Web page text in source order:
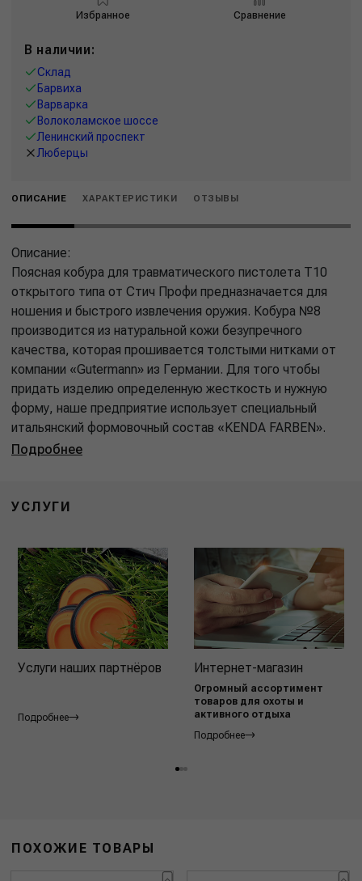
Избранное Сравнение
В наличии:
Склад
Барвиха
Варварка
Волоколамское шоссе
Ленинский проспект
Люберцы
ОПИСАНИЕ ХАРАКТЕРИСТИКИ ОТЗЫВЫ
Описание:
Поясная кобура для травматического пистолета Т10
открытого типа от Стич Профи предназначается для
ношения и быстрого извлечения оружия. Кобура №8
производится из натуральной кожи безупречного
качества, которая прошивается толстыми нитками от
компании «Gutermann» из Германии. Для того чтобы
придать изделию определенную жесткость и нужную
форму, наше предприятие использует специальный
итальянский формовочный состав «KENDA FARBEN».
Подробнее
УСЛУГИ
Услуги наших партнёров
Подробнее
Интернет-магазин
Огромный ассортимент
товаров для охоты и
активного отдыха
Подробнее
ПОХОЖИЕ ТОВАРЫ